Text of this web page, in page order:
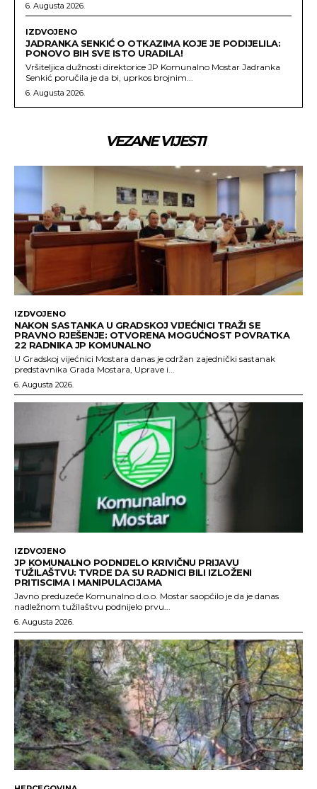
6. Augusta 2026.
IZDVOJENO
JADRANKA SENKIĆ O OTKAZIMA KOJE JE PODIJELILA:
PONOVO BIH SVE ISTO URADILA!
Vršiteljica dužnosti direktorice JP Komunalno Mostar Jadranka
Senkić poručila je da bi, uprkos brojnim...
6. Augusta 2026.
VEZANE VIJESTI
IZDVOJENO
NAKON SASTANKA U GRADSKOJ VIJEĆNICI TRAŽI SE
PRAVNO RJEŠENJE: OTVORENA MOGUĆNOST POVRATKA
22 RADNIKA JP KOMUNALNO
U Gradskoj vijećnici Mostara danas je održan zajednički sastanak
predstavnika Grada Mostara, Uprave i...
6. Augusta 2026.
IZDVOJENO
JP KOMUNALNO PODNIJELO KRIVIČNU PRIJAVU
TUŽILAŠTVU: TVRDE DA SU RADNICI BILI IZLOŽENI
PRITISCIMA I MANIPULACIJAMA
Javno preduzeće Komunalno d.o.o. Mostar saopćilo je da je danas
nadležnom tužilaštvu podnijelo prvu...
6. Augusta 2026.